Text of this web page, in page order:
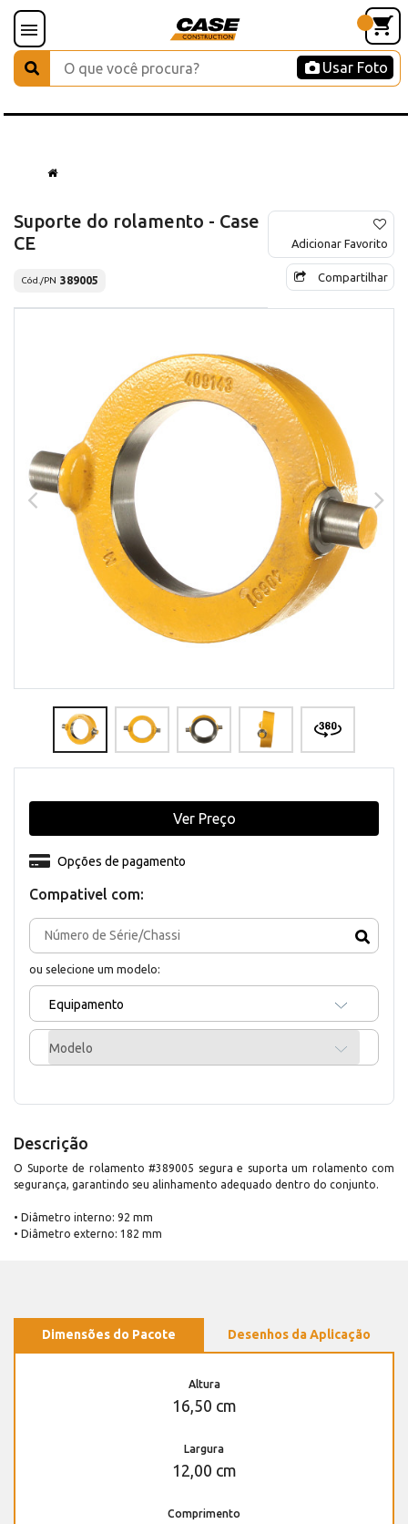
Usar Foto
Suporte do rolamento - Case
CE
Cód./PN 389005
Adicionar Favorito
Compartilhar
Compativel com:
ou selecione um modelo:
Equipamento
Modelo
Opções de pagamento
Ver Preço
Descrição
O Suporte de rolamento #389005 segura e suporta um rolamento com
segurança, garantindo seu alinhamento adequado dentro do conjunto.
• Diâmetro interno: 92 mm
• Diâmetro externo: 182 mm
Dimensões do Pacote Desenhos da Aplicação
Altura
16,50 cm
Largura
12,00 cm
Comprimento